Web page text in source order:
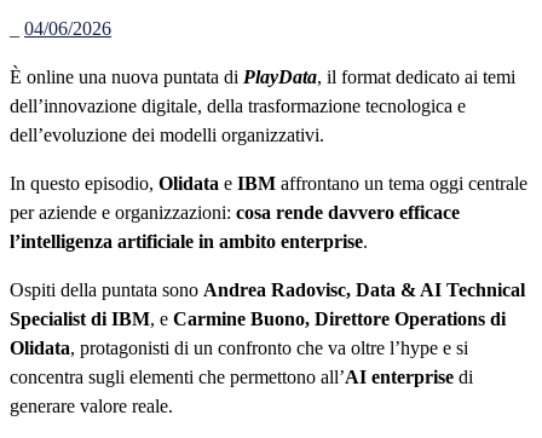
04/06/2026
È online una nuova puntata di PlayData, il format dedicato ai temi
dell’innovazione digitale, della trasformazione tecnologica e
dell’evoluzione dei modelli organizzativi.
In questo episodio, Olidata e IBM affrontano un tema oggi centrale
per aziende e organizzazioni: cosa rende davvero efficace
l’intelligenza artificiale in ambito enterprise.
Ospiti della puntata sono Andrea Radovisc, Data & AI Technical
Specialist di IBM, e Carmine Buono, Direttore Operations di
Olidata, protagonisti di un confronto che va oltre l’hype e si
concentra sugli elementi che permettono all’AI enterprise di
generare valore reale.